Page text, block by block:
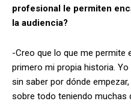
profesional le permiten
la audiencia?
-Creo que lo que me permite
primero mi propia historia.
sin saber por dónde
sobre todo teniendo muchas